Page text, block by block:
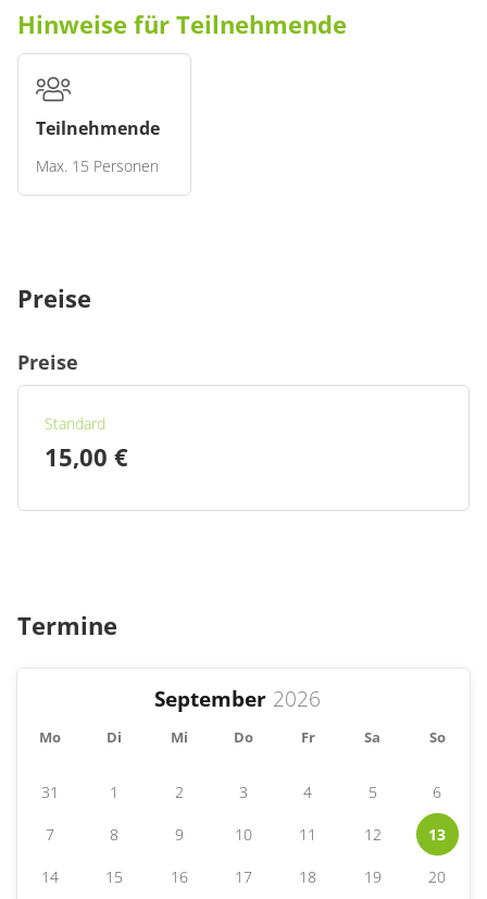
Hinweise für Teilnehmende
Teilnehmende
Max. 15 Personen
Preise
Preise
Standard
15,00 €
Termine
September
Mo Di Mi Do Fr Sa So
31 1 2 3 4 5 6
7 8 9 10 11 12 13
14 15 16 17 18 19 20